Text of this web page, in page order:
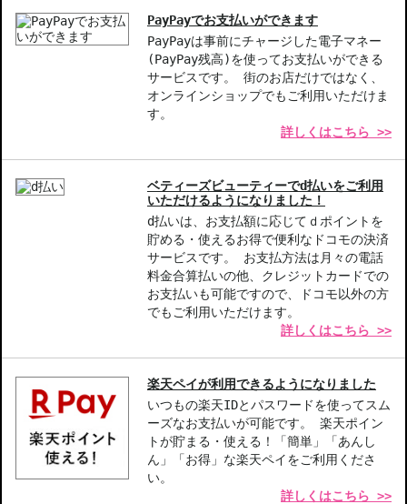
PayPayでお支払いができます
PayPayは事前にチャージした電子マネー
(PayPay残高)を使ってお支払いができる
サービスです。 街のお店だけではなく、
オンラインショップでもご利用いただけま
す。
詳しくはこちら >>
ベティーズビューティーでd払いをご利用
いただけるようになりました！
d払いは、お支払額に応じてｄポイントを
貯める・使えるお得で便利なドコモの決済
サービスです。 お支払方法は月々の電話
料金合算払いの他、クレジットカードでの
お支払いも可能ですので、ドコモ以外の方
でもご利用いただけます。
詳しくはこちら >>
楽天ペイが利用できるようになりました
いつもの楽天IDとパスワードを使ってスム
ーズなお支払いが可能です。 楽天ポイン
トが貯まる・使える！「簡単」「あんし
ん」「お得」な楽天ペイをご利用くださ
い。
詳しくはこちら >>